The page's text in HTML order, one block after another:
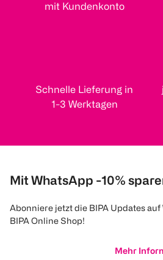
mit Kundenkonto
Schnelle Lieferung in
1-3 Werktagen
Mit WhatsApp -10%
Abonniere jetzt die BIPA Updates
BIPA Online Shop!
Mehr